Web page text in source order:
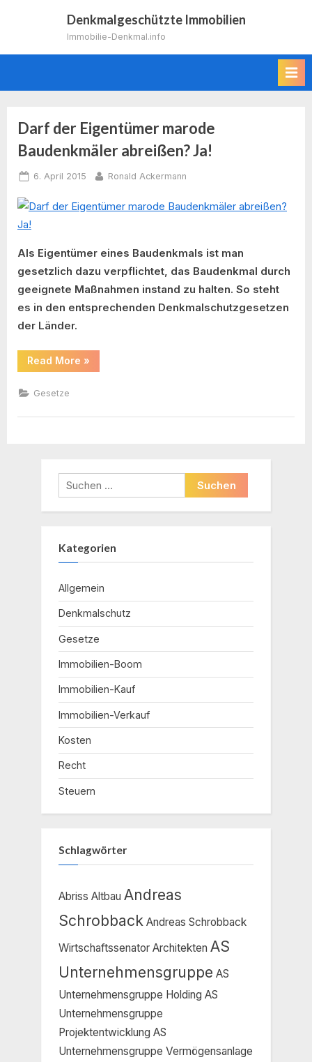
Denkmalgeschützte Immobilien
Immobilie-Denkmal.info
Darf der Eigentümer marode
Baudenkmäler abreißen? Ja!
Posted
6. April 2015 By
Ronald Ackermann
Als Eigentümer eines Baudenkmals ist man
gesetzlich dazu verpflichtet, das Baudenkmal durch
geeignete Maßnahmen instand zu halten. So steht
es in den entsprechenden Denkmalschutzgesetzen
der Länder.
Read More “Darf
der
Ja!”
»
Gesetze
Suchen
nach:
Kategorien
Allgemein
Denkmalschutz
Gesetze
Immobilien-Boom
Immobilien-Kauf
Immobilien-Verkauf
Kosten
Recht
Steuern
Schlagwörter
Abriss Altbau Andreas
Schrobback Andreas Schrobback
Wirtschaftssenator Architekten AS
Unternehmensgruppe AS
Unternehmensgruppe Holding AS
Unternehmensgruppe
Projektentwicklung AS
Unternehmensgruppe Vermögensanlage